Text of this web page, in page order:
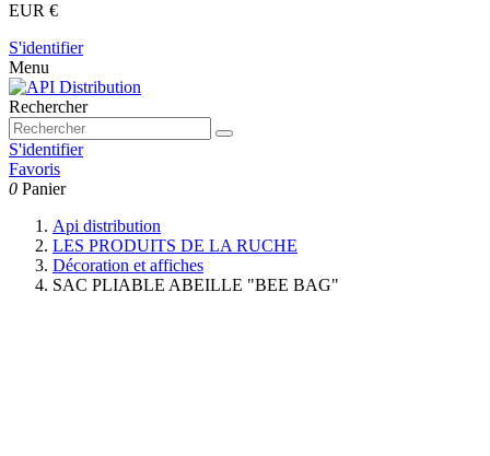
EUR €
S'identifier
Menu
Rechercher
S'identifier
Favoris
0 Panier
Api distribution
LES PRODUITS DE LA RUCHE
Décoration et affiches
SAC PLIABLE ABEILLE "BEE BAG"